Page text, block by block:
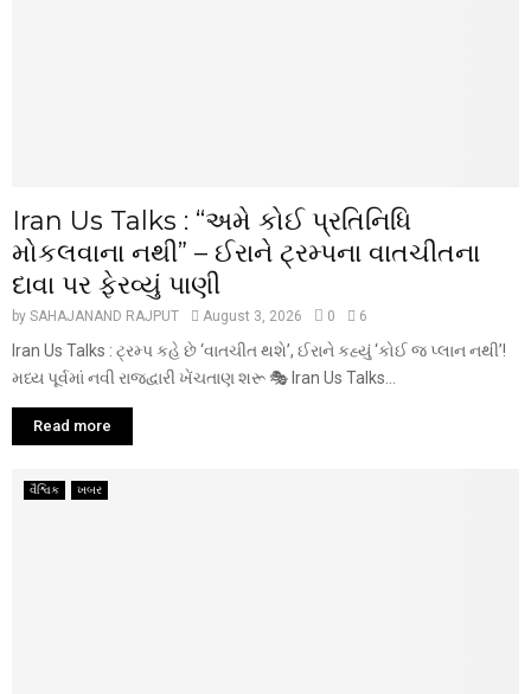
Iran Us Talks : “અમે કોઈ પ્રતિનિધિ
મોકલવાના નથી” – ઈરાને ટ્રમ્પના વાતચીતના
દાવા પર ફેરવ્યું પાણી
by SAHAJANAND RAJPUT August 3, 2026 0 6
Iran Us Talks : ટ્રમ્પ કહે છે ‘વાતચીત થશે’, ઈરાને કહ્યું ‘કોઈ જ પ્લાન નથી’!
મધ્ય પૂર્વમાં નવી રાજદ્વારી ખેંચતાણ શરૂ 🎭 Iran Us Talks...
Read more
વૈશ્વિક ખબર